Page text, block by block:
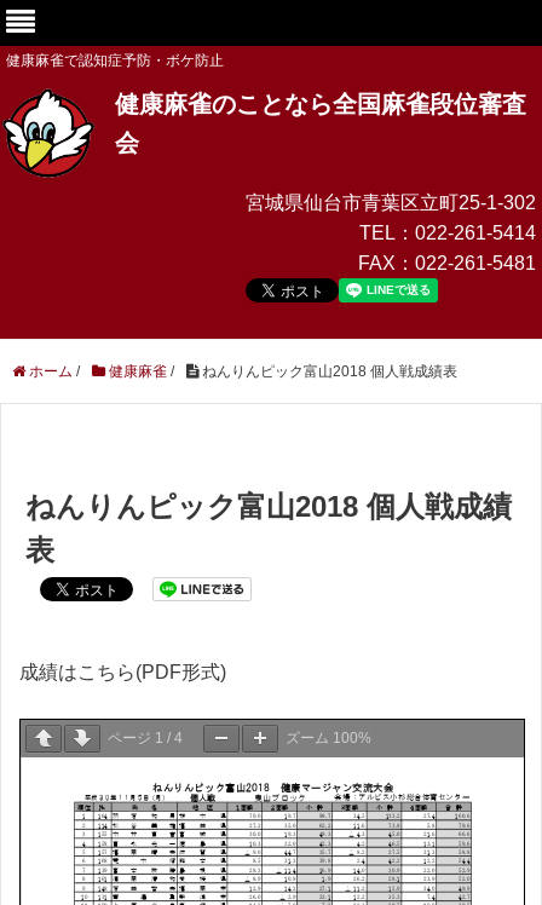
健康麻雀で認知症予防・ボケ防止
健康麻雀のことなら全国麻雀段位審査
会
宮城県仙台市青葉区立町25-1-302
TEL： 022-261-5414
FAX： 022-261-5481
ホーム / 健康麻雀 / ねんりんピック富山2018 個人戦成績表
ねんりんピック富山2018 個人戦成績
表
成績はこちら(PDF形式)
ページ 1 / 4 ズーム 100%